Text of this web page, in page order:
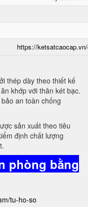
https://
thép dày theo thiết kế
khớp với thân két bạc.
an toàn chống
sản xuất theo tiêu
định chất lượng
phòng bằng
tu-ho-so